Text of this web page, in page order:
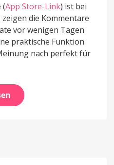
(App Store-Link) ist bei
die Kommentare
vor wenigen Tagen
praktische Funktion
nach perfekt für